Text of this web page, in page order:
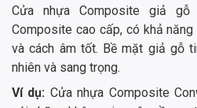
Cửa nhựa Composite giả
Composite cao cấp, có khả
và cách âm tốt. Bề mặt giả gỗ
nhiên và sang trọng.
Ví dụ: Cửa nhựa Composite